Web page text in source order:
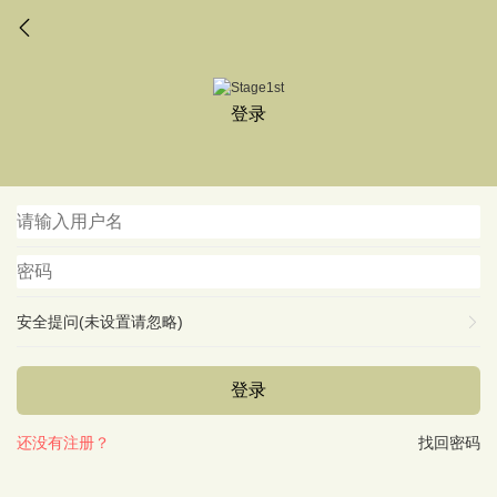
登录
安全提问(未设置请忽略)
登录
找回密码
还没有注册？